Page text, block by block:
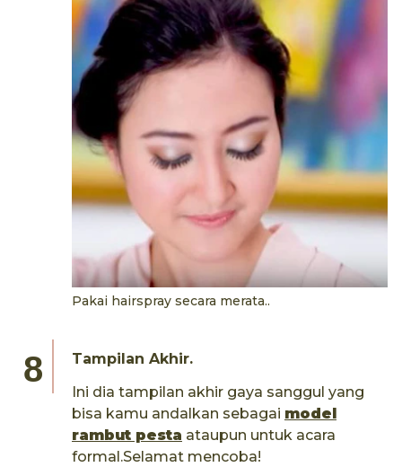
Pakai hairspray secara merata..
Tampilan Akhir.
Ini dia tampilan akhir gaya sanggul yang
bisa kamu andalkan sebagai model
rambut pesta ataupun untuk acara
formal.Selamat mencoba!